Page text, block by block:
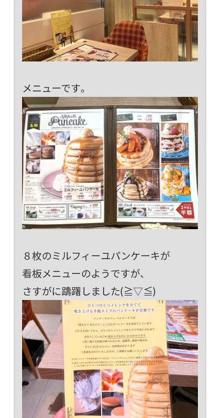
メニューです。
８枚のミルフィーユパンケーキが
看板メニューのようですが、
さすがに躊躇しました(≧▽≦)